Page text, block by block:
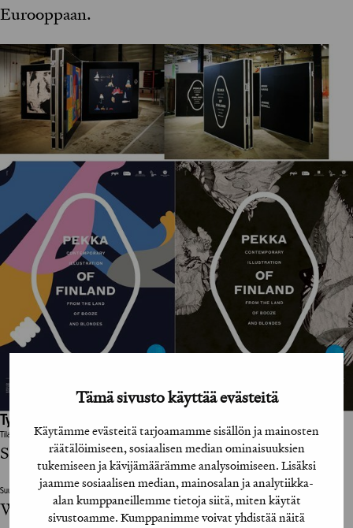
Tämä sivusto käyttää evästeitä
Käytämme evästeitä tarjoamamme sisällön ja mainosten
räätälöimiseen, sosiaalisen median ominaisuuksien
tukemiseen ja kävijämäärämme analysoimiseen. Lisäksi
jaamme sosiaalisen median, mainosalan ja analytiikka-
alan kumppaneillemme tietoja siitä, miten käytät
sivustoamme. Kumppanimme voivat yhdistää näitä
Eurooppaan.
Työhön osallistuneet henkilöt / tahot:
Tilaaja
Suomen Benelux-instituutti
Suunnittelutoimisto / Design Agency
Werklig